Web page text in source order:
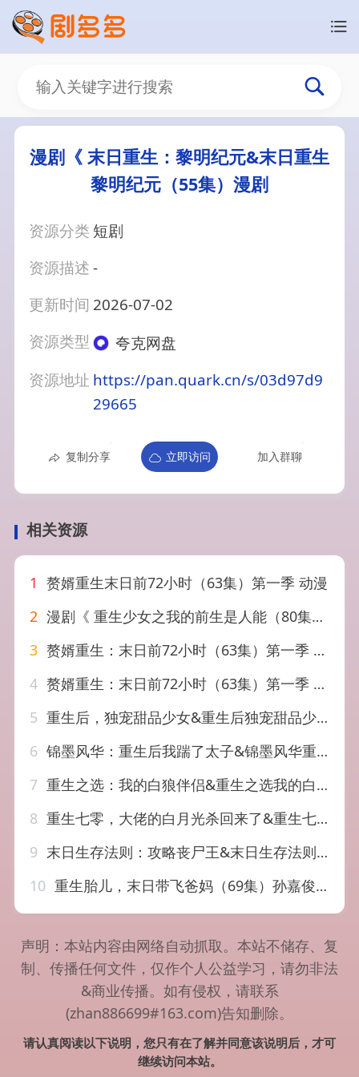
漫剧《 末日重生：黎明纪元&末日重生
黎明纪元（55集）漫剧
资源分类 短剧
资源描述-
更新时间 2026-07-02
资源类型
夸克网盘
资源地址 https://pan.quark.cn/s/03d97d9
29665
复制分享 立即访问 加入群聊
相关资源
1 赘婿重生末日前72小时（63集）第一季 动漫
2 漫剧《 重生少女之我的前生是人能（80集）漫剧
3 赘婿重生：末日前72小时（63集）第一季 动漫
4 赘婿重生：末日前72小时（63集）第一季 动漫
5 重生后，独宠甜品少女&重生后独宠甜品少女（31集）漫剧
6 锦墨风华：重生后我踹了太子&锦墨风华重生后我踹了太子（70集）漫剧
7 重生之选：我的白狼伴侣&重生之选我的白狼伴侣（31集）漫剧
8 重生七零，大佬的白月光杀回来了&重生七零大佬的白月光杀回来了（106集）漫剧
9 末日生存法则：攻略丧尸王&末日生存法则攻略丧尸王（100集）漫剧
10 重生胎儿，末日带飞爸妈（69集）孙嘉俊&咪咔
声明：本站内容由网络自动抓取。本站不储存、复
制、传播任何文件，仅作个人公益学习，请勿非法
&商业传播。如有侵权，请联系
(zhan886699#163.com)告知删除。
请认真阅读以下说明，您只有在了解并同意该说明后，才可
继续访问本站。